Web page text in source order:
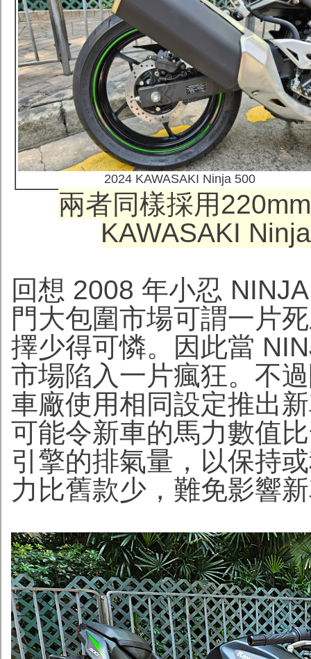
2024 KAWASAKI Ninja 500
兩者同樣採用
KAWASAKI
回想 2008 年小忍
門大包圍市場可謂一片
擇少得可憐。因此當
市場陷入一片瘋狂。不
車廠使用相同設定推出
可能令新車的馬力數值
引擎的排氣量，以保持
力比舊款少，難免影響